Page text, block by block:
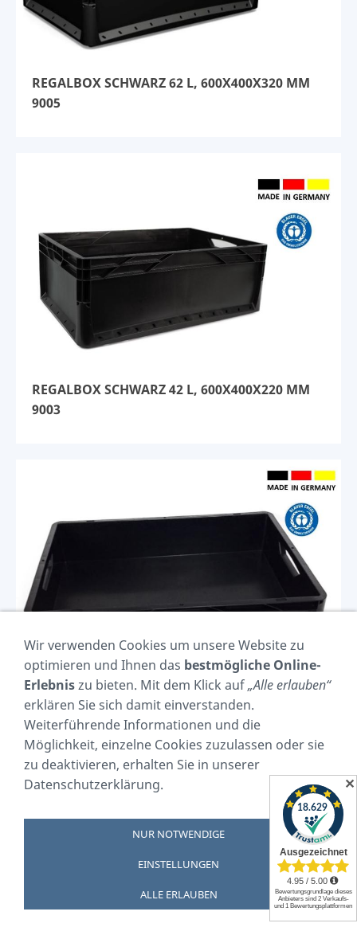
REGALBOX SCHWARZ 62 L, 600X400X320 MM
9005
REGALBOX SCHWARZ 42 L, 600X400X220 MM
9003
REGALBOX SCHWARZ 24 L, 600X400X120 MM
9004
Vertrag widerrufen
Cookie EinstellungenDatenschutzerklärung
Widerrufsrecht TerminVersand & Zahlung
Wir verwenden Cookies um unsere Website zu
optimieren und Ihnen das bestmögliche Online-
Erlebniszu bieten. Mit dem Klick auf„Alle erlauben“
erklären Sie sich damit einverstanden.
Weiterführende Informationen und die
Möglichkeit, einzelne Cookies zuzulassen oder sie
zu deaktivieren, erhalten Sie in unserer
Datenschutzerklärung.
NUR NOTWENDIGE
EINSTELLUNGEN
ALLE ERLAUBEN
✕